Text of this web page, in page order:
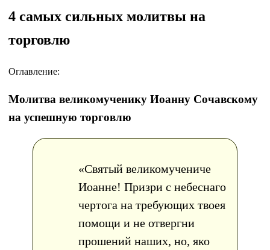
4 самых сильных молитвы на
торговлю
Оглавление:
Молитва великомученику Иоанну Сочавскому
на успешную торговлю
«Святый великомучениче
Иоанне! Призри с небеснаго
чертога на требующих твоея
помощи и не отвергни
прошений наших, но, яко